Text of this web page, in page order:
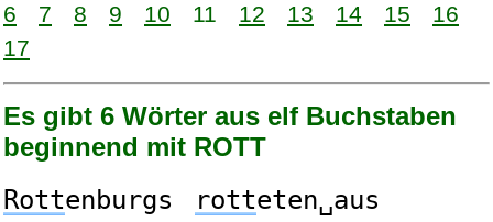
6
7 8 9 10 11 12 13 14 15
16
17
Es gibt 6 Wörter aus elf Buchstaben
beginnend mit ROTT
Rottenburgs rotteten␣aus